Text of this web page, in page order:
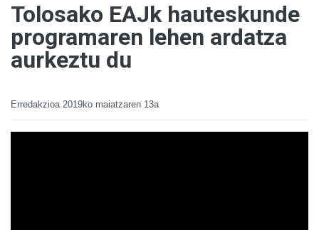
Tolosako EAJk hauteskunde
programaren lehen ardatza
aurkeztu du
Erredakzioa 2019ko maiatzaren 13a